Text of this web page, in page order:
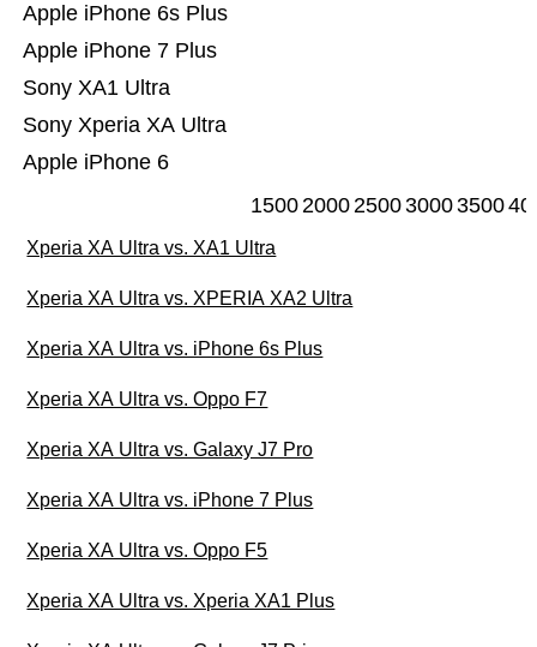
Apple iPhone 6
Sony Xperia XA Ultra
Sony XA1 Ultra
Apple iPhone 7 Plus
Apple iPhone 6s Plus
15002000250030003500
Xperia XA Ultra vs. XA1 Ultra
Xperia XA Ultra vs. XPERIA XA2 Ultra
Xperia XA Ultra vs. iPhone 6s Plus
Xperia XA Ultra vs. Oppo F7
Xperia XA Ultra vs. Galaxy J7 Pro
Xperia XA Ultra vs. iPhone 7 Plus
Xperia XA Ultra vs. Oppo F5
Xperia XA Ultra vs. Xperia XA1 Plus